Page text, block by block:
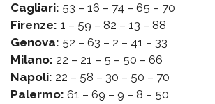
Cagliari: 53 – 16 – 74 – 65 – 70
Firenze: 1 – 59 – 82 – 13 – 88
Genova: 52 – 63 – 2 – 41 – 33
Milano: 22 – 21 – 5 – 50 – 66
Napoli: 22 – 58 – 30 – 50 – 70
Palermo: 61 – 69 – 9 – 8 – 50